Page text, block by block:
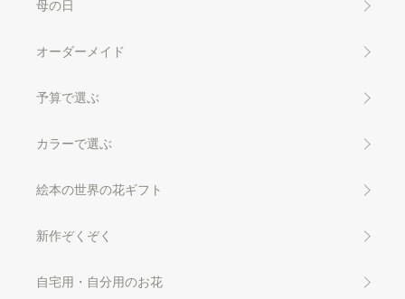
母の日
オーダーメイド
予算で選ぶ
カラーで選ぶ
絵本の世界の花ギフト
新作ぞくぞく
自宅用・自分用のお花